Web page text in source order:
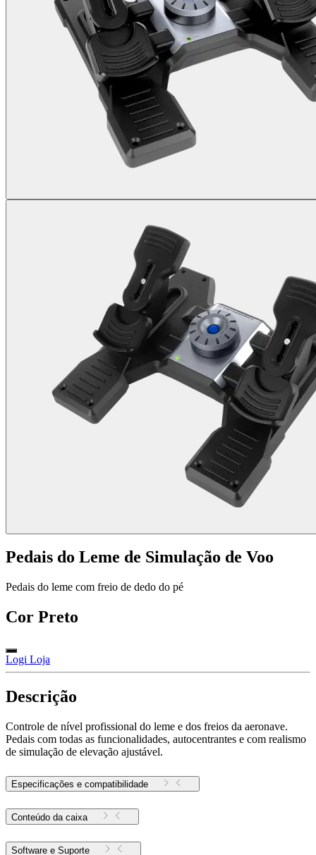
Pedais do Leme de Simulação de Voo
Pedais do leme com freio de dedo do pé
Cor Preto
Logi Loja
Descrição
Controle de nível profissional do leme e dos freios da aeronave.
Pedais com todas as funcionalidades, autocentrantes e com realismo
de simulação de elevação ajustável.
Especificações e compatibilidade
Conteúdo da caixa
Software e Suporte